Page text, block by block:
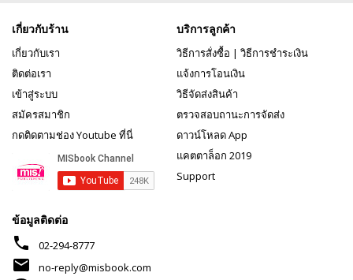
เกี่ยวกับร้าน
เกี่ยวกับเรา
ติดต่อเรา
เข้าสู่ระบบ
สมัครสมาชิก
กดติดตามช่อง Youtube ที่นี่
บริการลูกค้า
วิธีการสั่งซื้อ | วิธีการชำระเงิน
แจ้งการโอนเงิน
วิธีจัดส่งสินค้า
ตรวจสอบถานะการจัดส่ง
ดาวน์โหลด App
แคตตาล็อก 2019
Support
ข้อมูลติดต่อ
phone 02-294-8777
mail
no-reply@misbook.com